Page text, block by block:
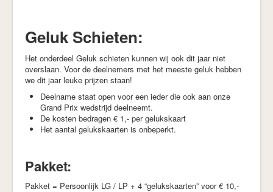
Geluk Schieten:
Het onderdeel Geluk schieten kunnen wij ook dit jaar niet
overslaan. Voor de deelnemers met het meeste geluk hebben
we dit jaar leuke prijzen staan!
Deelname staat open voor een ieder die ook aan onze
Grand Prix wedstrijd deelneemt.
De kosten bedragen € 1,- per gelukskaart
Het aantal gelukskaarten is onbeperkt.
Pakket:
Pakket = Persoonlijk LG / LP + 4 “gelukskaarten” voor € 10,-